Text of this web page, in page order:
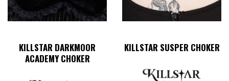
KILLSTAR DARKMOOR
ACADEMY CHOKER
KILLSTAR SUSPER CHOKER